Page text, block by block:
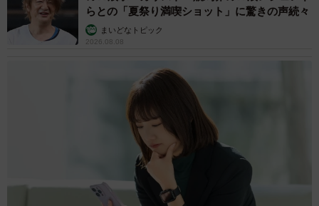
JR青森駅から歩いて2分。宴会で利用する人も。またテイクアウトも用意
しています（提供：青森の南大門）
らとの「夏祭り満喫ショット」に驚きの声続々
まいどなトピック
2026.08.08